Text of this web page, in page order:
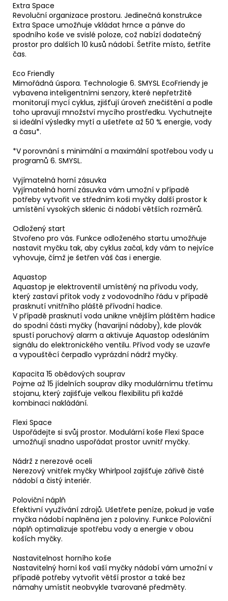
Extra Space
Revoluční organizace prostoru. Jedinečná konstrukce
Extra Space umožňuje vkládat hrnce a pánve do
spodního koše ve svislé poloze, což nabízí dodatečný
prostor pro dalších 10 kusů nádobí. Šetříte místo, šetříte
čas.
Eco Friendly
Mimořádná úspora. Technologie 6. SMYSL EcoFriendy je
vybavena inteligentními senzory, které nepřetržitě
monitorují mycí cyklus, zjišťují úroveň znečištění a podle
toho upravují množství mycího prostředku. Vychutnejte
si ideální výsledky mytí a ušetřete až 50 % energie, vody
a času*.
*V porovnání s minimální a maximální spotřebou vody u
programů 6. SMYSL.
Vyjímatelná horní zásuvka
Vyjímatelná horní zásuvka vám umožní v případě
potřeby vytvořit ve středním koši myčky další prostor k
umístění vysokých sklenic či nádobí větších rozměrů.
Odložený start
Stvořeno pro vás. Funkce odloženého startu umožňuje
nastavit myčku tak, aby cyklus začal, kdy vám to nejvíce
vyhovuje, čímž je šetřen váš čas i energie.
Aquastop
Aquastop je elektroventil umístěný na přívodu vody,
který zastaví přítok vody z vodovodního řádu v případě
prasknutí vnitřního pláště přívodní hadice.
V případě prasknutí voda unikne vnějším pláštěm hadice
do spodní části myčky (havarijní nádoby), kde plovák
spustí poruchový alarm a aktivuje Aquastop odesláním
signálu do elektronického ventilu. Přívod vody se uzavře
a vypouštěcí čerpadlo vyprázdní nádrž myčky.
Kapacita 15 obědových souprav
Pojme až 15 jídelních souprav díky modulárnímu třetímu
stojanu, který zajišťuje velkou flexibilitu při každé
kombinaci nakládání.
Flexi Space
Uspořádejte si svůj prostor. Modulární koše Flexi Space
umožňují snadno uspořádat prostor uvnitř myčky.
Nádrž z nerezové oceli
Nerezový vnitřek myčky Whirlpool zajišťuje zářivě čisté
nádobí a čistý interiér.
Poloviční náplň
Efektivní využívání zdrojů. Ušetřete peníze, pokud je vaše
myčka nádobí naplněna jen z poloviny. Funkce Poloviční
náplň optimalizuje spotřebu vody a energie v obou
koších myčky.
Nastavitelnost horního koše
Nastavitelný horní koš vaší myčky nádobí vám umožní v
případě potřeby vytvořit větší prostor a také bez
námahy umístit neobvykle tvarované předměty.